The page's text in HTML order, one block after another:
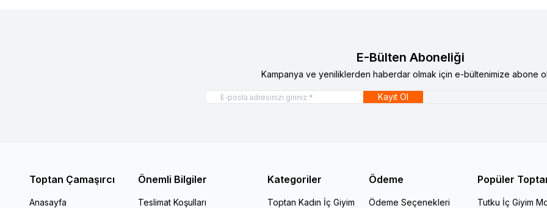
E-Bülten Aboneliği
Kampanya ve yeniliklerden haberdar olmak için e-bültenimize abone
Kayıt Ol
Toptan Çamaşırcı
Anasayfa
Önemli Bilgiler
Teslimat Koşulları
Kategoriler
Toptan Kadın İç Giyim
Ödeme
Ödeme Seçenekleri
Popüler
Tutku İç Giyim